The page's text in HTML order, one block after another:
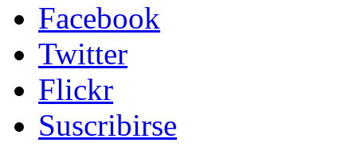
Facebook
Twitter
Flickr
Suscribirse